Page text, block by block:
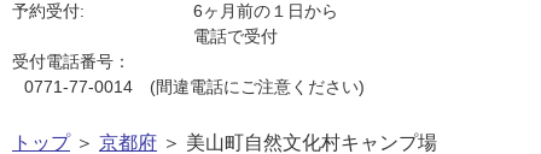
予約受付:
6ヶ月前の１日から
電話で受付
受付電話番号：
0771-77-0014 (間違電話にご注意ください)
トップ＞ 京都府 ＞ 美山町自然文化村キャンプ場